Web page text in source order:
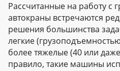
Рассчитанные на работу с
автокраны встречаются
решения большинства
легкие
более тяжелые (40 или
правило, такие машины